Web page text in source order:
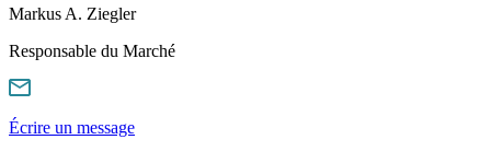
Markus A. Ziegler
Responsable du Marché
Écrire un message